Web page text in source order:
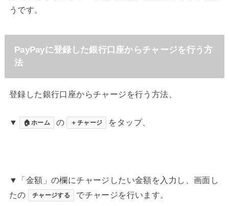
うです。
PayPayに登録した銀行口座からチャージを行う方
法
登録した銀行口座からチャージを行う方法、
▼ 🏠ホーム の ＋チャージ をタップ、
▼「金額」の欄にチャージしたい金額を入力し、画面し
たの
チャージする でチャージを行います。